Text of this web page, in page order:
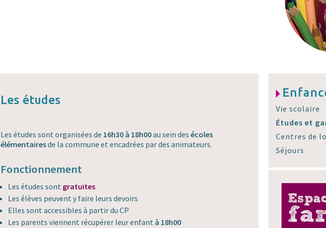
Les études
Les études sont organisées de 16h30 à 18h00au sein des écoles
élémentairesde la commune et encadrées par des animateurs.
Fonctionnement
Les études sont gratuites
Les élèves peuvent y faire leurs devoirs
Elles sont accessibles à partir du CP
Les parents viennent récupérer leur enfant à 18h00
Vie scolaire
Études et
Centres de
Séjours